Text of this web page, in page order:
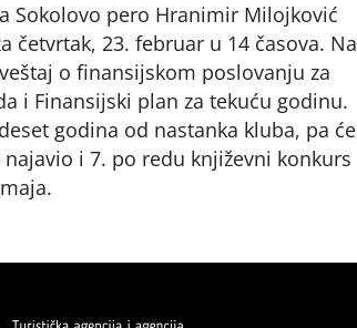
Sokolovo pero Hranimir Milojković
četvrtak, 23. februar u 14 časova. Na
o finansijskom poslovanju za
i Finansijski plan za tekuću godinu.
godina od nastanka kluba, pa će
i 7. po redu književni konkurs